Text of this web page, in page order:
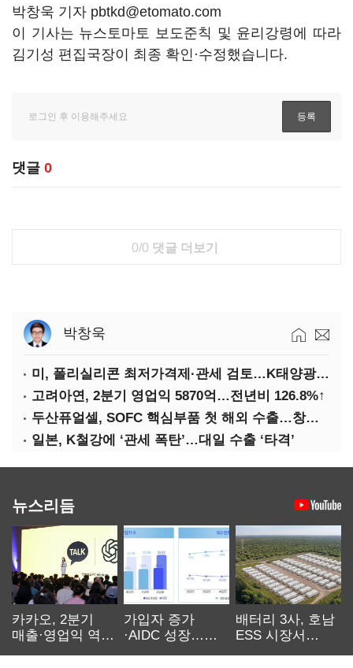
박창욱 기자 pbtkd@etomato.com
이 기사는 뉴스토마토 보도준칙 및 윤리강령에 따라
김기성 편집국장이 최종 확인·수정했습니다.
댓글 0
0/0 댓글 더보기
박창욱
미, 폴리실리콘 최저가격제·관세 검토…K태양광 입지 확대 기대
고려아연, 2분기 영업익 5870억…전년비 126.8%↑
두산퓨얼셀, SOFC 핵심부품 첫 해외 수출…창사 이래 최대 규모
일본, K철강에 ‘관세 폭탄’…대일 수출 ‘타격’
뉴스리듬
카카오, 2분기
매출·영업익 역대
가입자 증가
·AIDC 성장…
배터리 3사, 호남
ESS 시장서